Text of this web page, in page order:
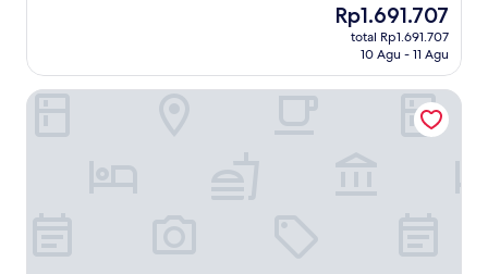
Harga
sekarang
Rp1.691.707
Rp1.691.707
total Rp1.691.707
10 Agu - 11 Agu
Bemar Carmelo Hotel